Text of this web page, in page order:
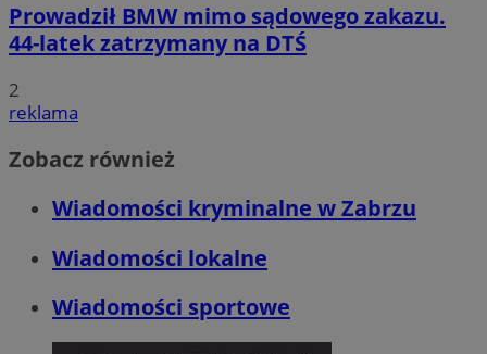
Prowadził BMW mimo sądowego zakazu.
44-latek zatrzymany na DTŚ
2
reklama
Zobacz również
Wiadomości kryminalne w Zabrzu
Wiadomości lokalne
Wiadomości sportowe